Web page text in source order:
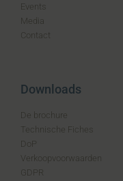
Events
Media
Contact
Downloads
De brochure
Technische Fiches
DoP
Verkoopvoorwaarden
GDPR